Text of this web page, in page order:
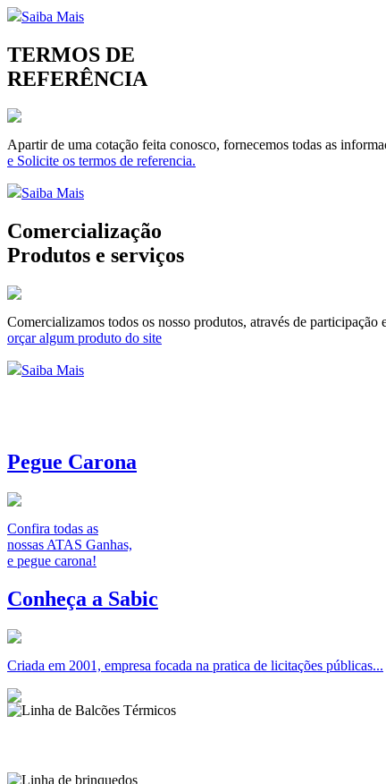
Saiba Mais
TERMOS DE
REFERÊNCIA
Apartir de uma cotação feita conosco, fornecemos todas as
e Solicite os termos de referencia.
Saiba Mais
Comercialização
Produtos e serviços
Comercializamos todos os nosso produtos, através de
orçar algum produto do site
Saiba Mais
Pegue Carona
Confira todas as
nossas ATAS Ganhas,
e pegue carona!
Conheça a Sabic
Criada em 2001, empresa focada na pratica de licitações públicas...